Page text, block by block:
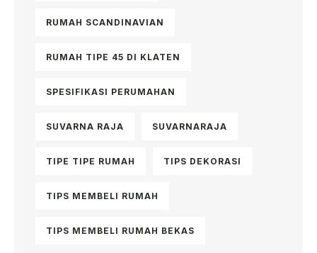
RUMAH SCANDINAVIAN
RUMAH TIPE 45 DI KLATEN
SPESIFIKASI PERUMAHAN
SUVARNA RAJA SUVARNARAJA
TIPE TIPE RUMAH TIPS DEKORASI
TIPS MEMBELI RUMAH
TIPS MEMBELI RUMAH BEKAS